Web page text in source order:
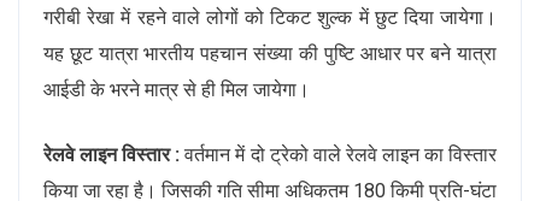
गरीबी रेखा में रहने वाले लोगों को टिकट शुल्क में छुट दिया जायेगा।
यह छूट यात्रा भारतीय पहचान संख्या की पुष्टि आधार पर बने यात्रा
आईडी के भरने मात्र से ही मिल जायेगा।
रेलवे लाइन विस्तार : वर्तमान में दो ट्रेको वाले रेलवे लाइन का विस्तार
किया जा रहा है। जिसकी गति सीमा अधिकतम 180 किमी प्रति-घंटा